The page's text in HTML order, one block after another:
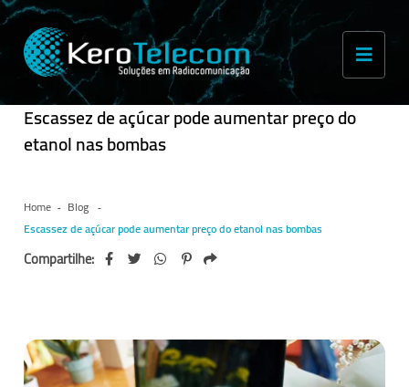
Escassez de açúcar pode aumentar preço do
etanol nas bombas
Home
Blog
Escassez de açúcar pode aumentar preço do etanol nas bombas
Compartilhe: